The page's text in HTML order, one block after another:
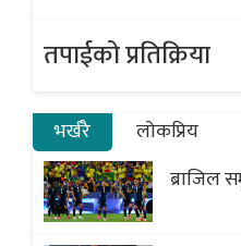
तपाईको प्रतिक्रिया
भर्खरै
लोकप्रिय
ब्राजिल